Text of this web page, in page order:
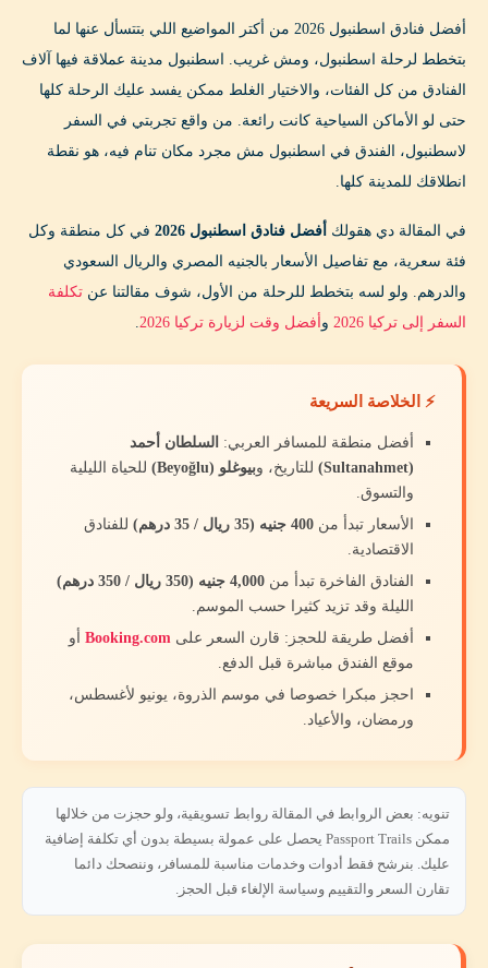
جاهز تختار فندقك في اسطنبول؟
الأسئلة الشائعة عن فنادق اسطنبول 2026
📱 خطط رحلتك لتركيا بسهولة مع تطبيق Passport
أفضل فنادق اسطنبول 2026 من أكتر المواضيع اللي بتتسأل عنها لما
بتخطط لرحلة اسطنبول، ومش غريب. اسطنبول مدينة عملاقة فيها آلاف
الفنادق من كل الفئات، والاختيار الغلط ممكن يفسد عليك الرحلة كلها
حتى لو الأماكن السياحية كانت رائعة. من واقع تجربتي في السفر
لاسطنبول، الفندق في اسطنبول مش مجرد مكان تنام فيه، هو نقطة
انطلاقك للمدينة كلها.
في المقالة دي هقولك أفضل فنادق اسطنبول 2026
في كل منطقة وكل
فئة سعرية، مع تفاصيل الأسعار بالجنيه المصري والريال السعودي
والدرهم. ولو لسه بتخطط للرحلة من الأول، شوف مقالتنا عن تكلفة
السفر إلى تركيا 2026
و أفضل وقت لزيارة تركيا 2026 .
⚡ الخلاصة السريعة
أفضل منطقة للمسافر العربي: السلطان أحمد
(Sultanahmet)
للتاريخ، وبيوغلو (Beyoğlu)
للحياة الليلية
والتسوق.
الأسعار تبدأ من 400 جنيه (35 ريال / 35 درهم)
للفنادق
الاقتصادية.
الفنادق الفاخرة تبدأ من 4,000 جنيه (350 ريال / 350 درهم)
الليلة وقد تزيد كثيرا حسب الموسم.
أفضل طريقة للحجز: قارن السعر على Booking.com أو
موقع الفندق مباشرة قبل الدفع.
احجز مبكرا خصوصا في موسم الذروة، يونيو لأغسطس،
ورمضان، والأعياد.
تنويه: بعض الروابط في المقالة روابط تسويقية، ولو حجزت من خلالها
ممكن Passport Trails يحصل على عمولة بسيطة بدون أي تكلفة إضافية
عليك. بنرشح فقط أدوات وخدمات مناسبة للمسافر، وننصحك دائما
تقارن السعر والتقييم وسياسة الإلغاء قبل الحجز.